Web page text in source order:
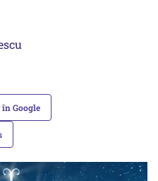
Google